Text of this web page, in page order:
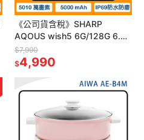
《公司貨含稅》SHARP
AQOUS wish5 6G/128G 6.6
吋四防軍規手機
$7,990
$4,990